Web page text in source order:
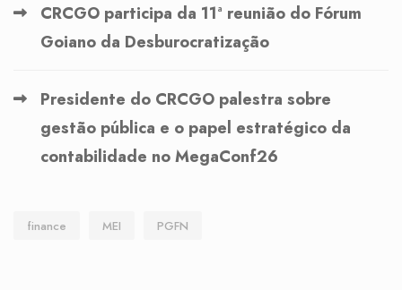
CRCGO participa da 11ª reunião do Fórum
Goiano da Desburocratização
Presidente do CRCGO palestra sobre
gestão pública e o papel estratégico da
contabilidade no MegaConf26
finance MEI PGFN